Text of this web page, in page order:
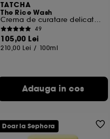
TATCHA
The Rice Wash
Crema de curatare delicata, format de voiaj
49
105,00 Lei
210,00 Lei / 100ml
Adauga in cos
Doar la Sephora